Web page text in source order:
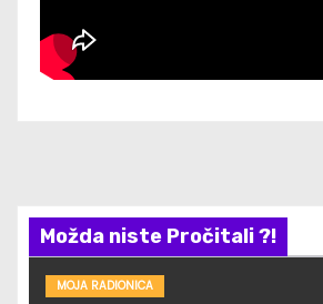
Možda niste Pročitali ?!
MOJA RADIONICA